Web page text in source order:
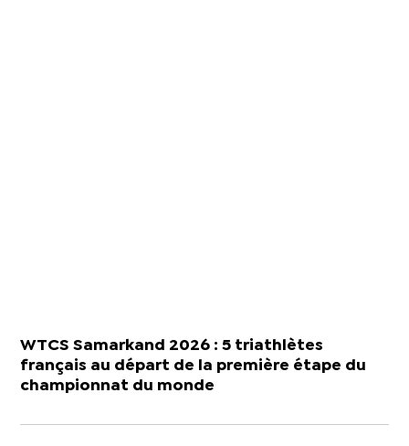
WTCS Samarkand 2026 : 5 triathlètes
français au départ de la première étape du
championnat du monde